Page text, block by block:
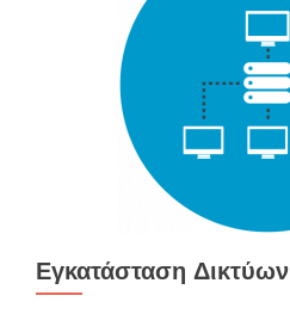
Εγκατάσταση Δικτύων